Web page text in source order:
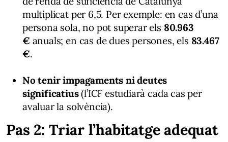
multiplicat per 6,5. Per exemple: en cas d’una
persona sola, no pot superar els 80.963
€anuals; en cas de dues persones, els 83.467
€.
No tenir impagaments ni deutes
significatius(l’ICF estudiarà cada cas per
avaluar la solvència).
Pas 2: Triar l’habitatge adequat